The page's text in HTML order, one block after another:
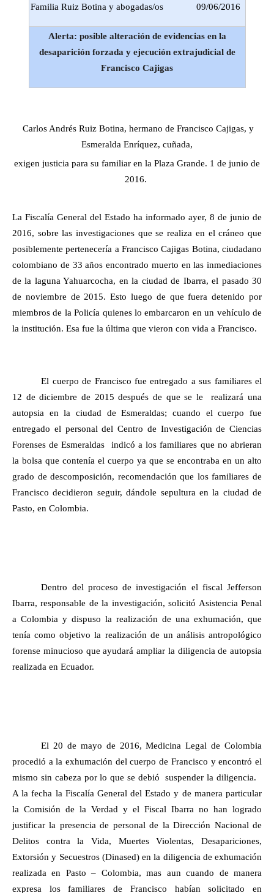
Familia Ruiz Botina y abogadas/os 09/06/2016
Alerta: posible alteración de evidencias en la
desaparición forzada y ejecución extrajudicial de
Francisco Cajigas
Carlos Andrés Ruiz Botina, hermano de Francisco Cajigas, y
Esmeralda Enríquez, cuñada,
exigen justicia para su familiar en la Plaza Grande. 1 de junio de
2016.
La Fiscalía General del Estado ha informado ayer, 8 de junio de
2016, sobre las investigaciones que se realiza en el cráneo que
posiblemente pertenecería a Francisco Cajigas Botina, ciudadano
colombiano de 33 años encontrado muerto en las inmediaciones
de la laguna Yahuarcocha, en la ciudad de Ibarra, el pasado 30
de noviembre de 2015. Esto luego de que fuera detenido por
miembros de la Policía quienes lo embarcaron en un vehículo de
la institución. Esa fue la última que vieron con vida a Francisco.
El cuerpo de Francisco fue entregado a sus familiares el
12 de diciembre de 2015 después de que se le realizará una
autopsia en la ciudad de Esmeraldas; cuando el cuerpo fue
entregado el personal del Centro de Investigación de Ciencias
Forenses de Esmeraldas indicó a los familiares que no abrieran
la bolsa que contenía el cuerpo ya que se encontraba en un alto
grado de descomposición, recomendación que los familiares de
Francisco decidieron seguir, dándole sepultura en la ciudad de
Pasto, en Colombia.
Dentro del proceso de investigación el fiscal Jefferson
Ibarra, responsable de la investigación, solicitó Asistencia Penal
a Colombia y dispuso la realización de una exhumación, que
tenía como objetivo la realización de un análisis antropológico
forense minucioso que ayudará ampliar la diligencia de autopsia
realizada en Ecuador.
El 20 de mayo de 2016, Medicina Legal de Colombia
procedió a la exhumación del cuerpo de Francisco y encontró el
mismo sin cabeza por lo que se debió suspender la diligencia.
A la fecha la Fiscalía General del Estado y de manera particular
la Comisión de la Verdad y el Fiscal Ibarra no han logrado
justificar la presencia de personal de la Dirección Nacional de
Delitos contra la Vida, Muertes Violentas, Desapariciones,
Extorsión y Secuestros (Dinased) en la diligencia de exhumación
realizada en Pasto – Colombia, mas aun cuando de manera
expresa los familiares de Francisco habían solicitado en